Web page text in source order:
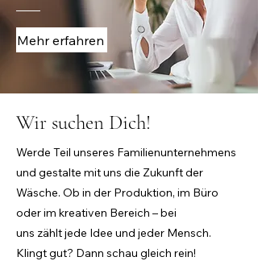
Mehr erfahren
Wir suchen Dich!
Werde Teil unseres Familienunternehmens
und gestalte mit uns die Zukunftder
Wäsche. Ob in der Produktion, im Büro
oder im kreativen Bereich – bei
uns zähltjede Idee und jeder Mensch.
Klingt gut? Dann schau gleich rein!